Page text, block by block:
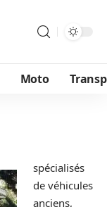
Moto
spécialisés
de véhicules
anciens,